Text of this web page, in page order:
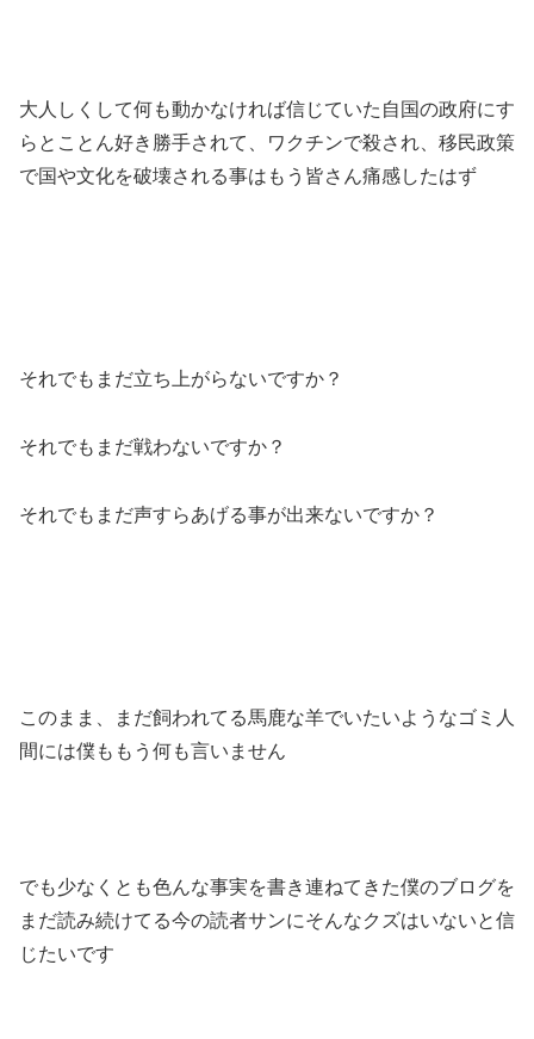
大人しくして何も動かなければ信じていた自国の政府にす
らとことん好き勝手されて、ワクチンで殺され、移民政策
で国や文化を破壊される事はもう皆さん痛感したはず
それでもまだ立ち上がらないですか？
それでもまだ戦わないですか？
それでもまだ声すらあげる事が出来ないですか？
このまま、まだ飼われてる馬鹿な羊でいたいようなゴミ人
間には僕ももう何も言いません
でも少なくとも色んな事実を書き連ねてきた僕のブログを
まだ読み続けてる今の読者サンにそんなクズはいないと信
じたいです